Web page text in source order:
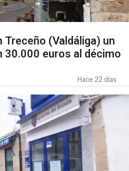
(Valdáliga) un
30.000 euros al décimo
Hace 22 días